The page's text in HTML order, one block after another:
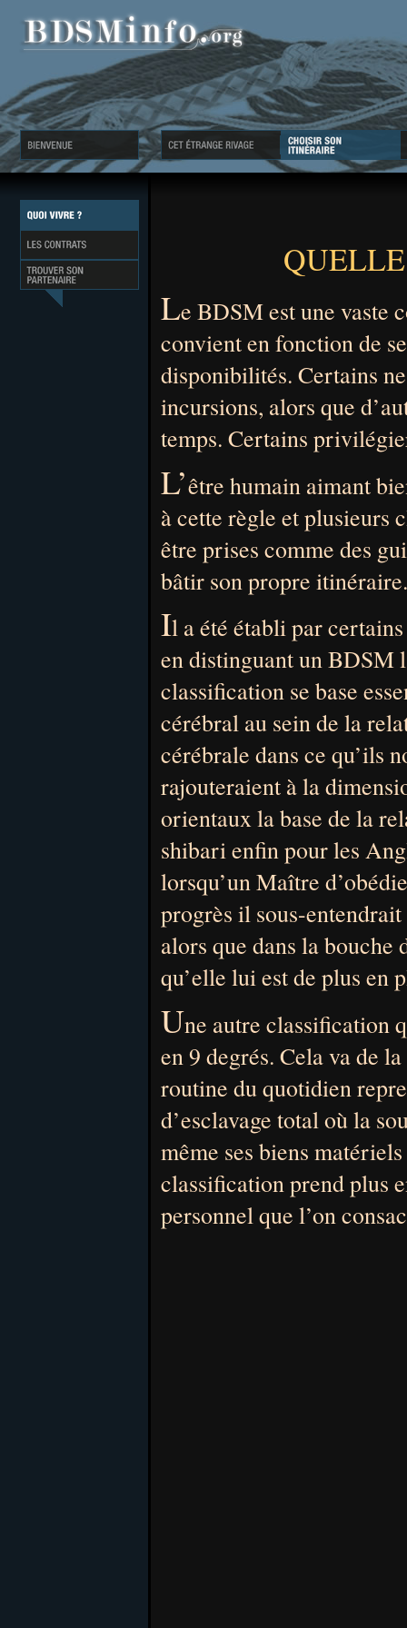
Le BDSM est une vaste
convient en fonction de
disponibilités. Certains
incursions, alors que
temps. Certains
L’être humain aimant
à cette règle et plusieurs
être prises comme des
bâtir son propre itinéraire.
Il a été établi par
en distinguant un BDSM
classification se base
cérébral au sein de la
cérébrale dans ce qu’ils
rajouteraient à la
orientaux la base de la
shibari enfin pour les
lorsqu’un Maître
progrès il sous-
alors que dans la
qu’elle lui est de plus en
Une autre classification
en 9 degrés. Cela va de
routine du quotidien
d’esclavage total où la
même ses biens
classification prend plus
personnel que l’on